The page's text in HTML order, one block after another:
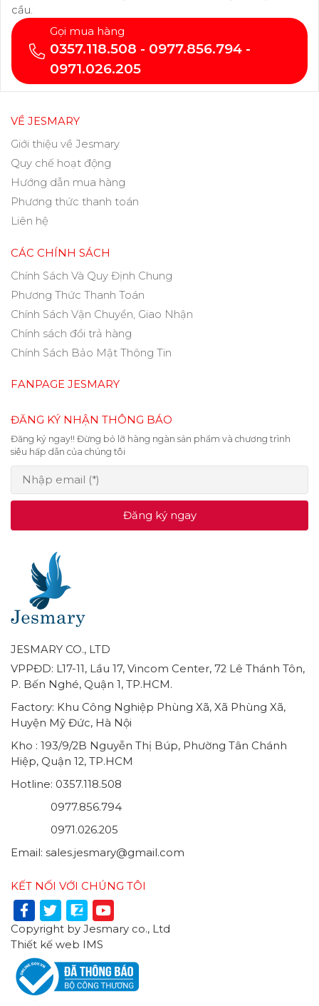
cầu.
Gọi mua hàng
0357.118.508 - 0977.856.794 -
0971.026.205
VỀ JESMARY
Giới thiệu về Jesmary
Quy chế hoạt động
Hướng dẫn mua hàng
Phương thức thanh toán
Liên hệ
CÁC CHÍNH SÁCH
Chính Sách Và Quy Định Chung
Phương Thức Thanh Toán
Chính Sách Vận Chuyển, Giao Nhận
Chính sách đổi trả hàng
Chính Sách Bảo Mật Thông Tin
FANPAGE JESMARY
ĐĂNG KÝ NHẬN THÔNG BÁO
Đăng ký ngay!! Đừng bỏ lỡ hàng ngàn sản phẩm và chương trình
siêu hấp dẫn của chúng tôi
Đăng ký ngay
JESMARY CO., LTD
VPPĐD: L17-11, Lầu 17, Vincom Center, 72 Lê Thánh Tôn,
P. Bến Nghé, Quận 1, TP.HCM.
Factory: Khu Công Nghiệp Phùng Xã, Xã Phùng Xã,
Huyện Mỹ Đức, Hà Nội
Kho : 193/9/2B Nguyễn Thị Búp, Phường Tân Chánh
Hiệp, Quận 12, TP.HCM
Hotline: 0357.118.508
0977.856.794
0971.026.205
Email: sales.jesmary@gmail.com
KẾT NỐI VỚI CHÚNG TÔI
Copyright by Jesmary co., Ltd
Thiết kế web IMS